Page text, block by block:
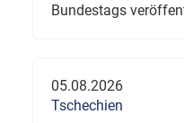
Bundestags
05.08.2026
Tschechien